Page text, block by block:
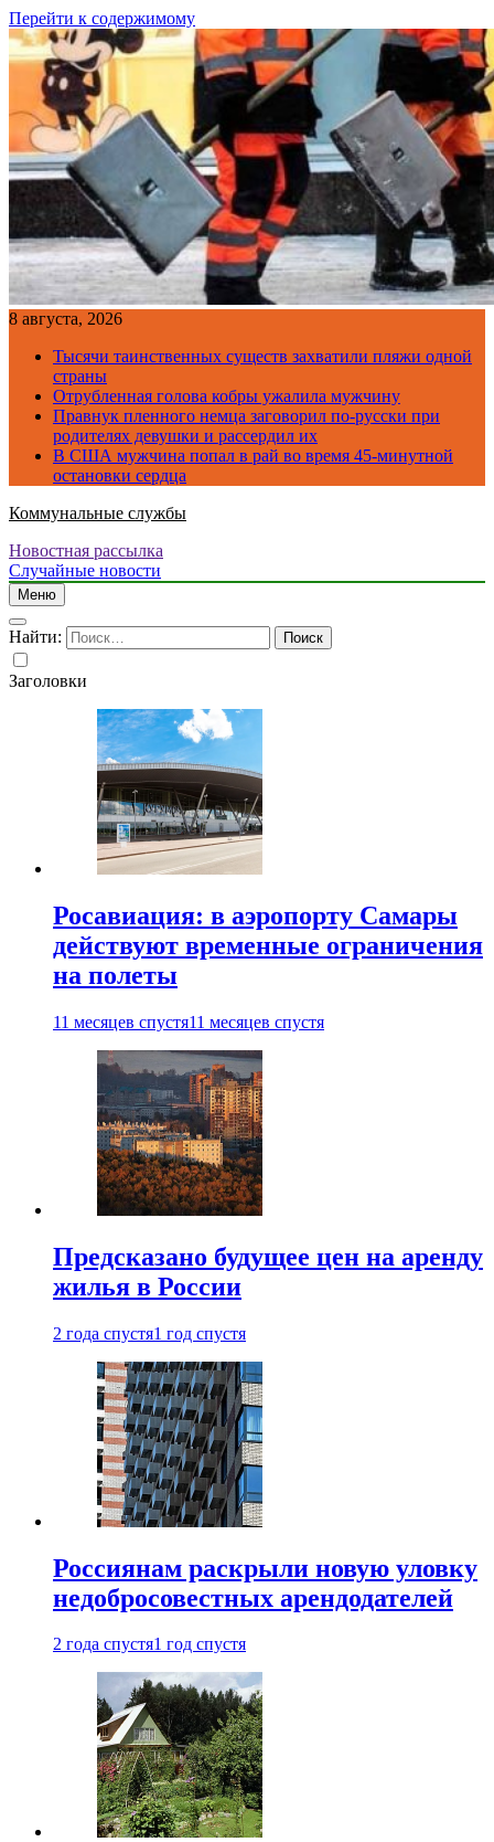
Перейти к содержимому
8 августа, 2026
Тысячи таинственных существ захватили пляжи одной
страны
Отрубленная голова кобры ужалила мужчину
Правнук пленного немца заговорил по-русски при
родителях девушки и рассердил их
В США мужчина попал в рай во время 45-минутной
остановки сердца
Коммунальные службы
Новостная рассылка
Случайные новости
Меню
Найти:
Заголовки
Росавиация: в аэропорту Самары
действуют временные ограничения
на полеты
11 месяцев спустя11 месяцев спустя
Предсказано будущее цен на аренду
жилья в России
2 года спустя1 год спустя
Россиянам раскрыли новую уловку
недобросовестных арендодателей
2 года спустя1 год спустя